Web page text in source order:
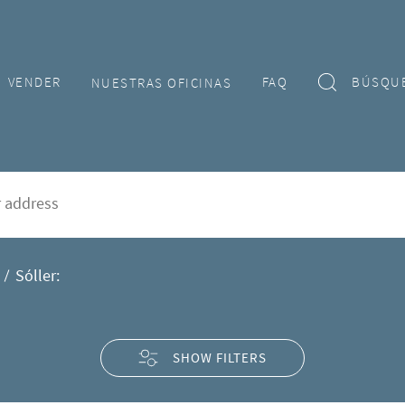
VENDER NUESTRAS OFICINAS FAQ
venta en Sóller
Sóller:
SHOW FILTERS